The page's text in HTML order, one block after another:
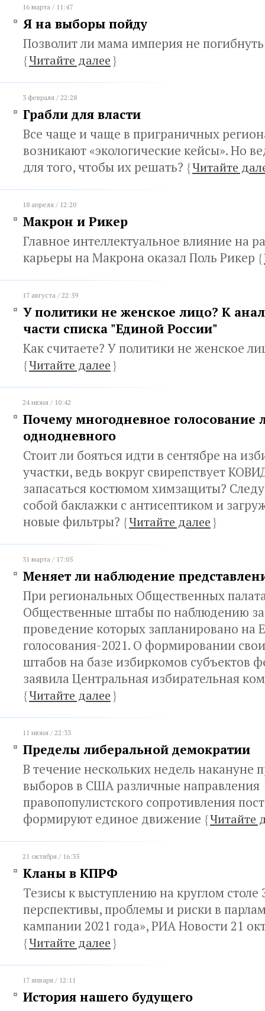
16 марта / 11:47
Я на выборы пойду
Позволит ли мама империя не
{Читайте далее}
3 февраля / 22:28
Грабли для власти
Все чаще и чаще в приграничных
возникают «экологические кейсы». Но
для того, чтобы их решать? {Читайте
18 апреля / 12:20
Макрон и Рикер
Главное интеллектуальное влияние на
карьеры на Макрона оказал Поль Рикер {
17 августа / 22:59
У политики не женское лицо? К
части списка "Единой России"
Как считаете? У политики не женское
{Читайте далее}
24 июня / 10:42
Почему многодневное голосование
однодневного
Стоит ли бояться идти в сентябре на
участки, ведь вокруг свирепствует
запасаться костюмом химзащиты?
собой баклажки с антисептиком и
новые фильтры? {Читайте далее}
31 марта / 17:05
Меняет ли наблюдение
При региональных Общественных
Общественные штабы по наблюдению
проведение которых запланировано на
голосования-2021. О формировании
штабов на базе избиркомов субъектов
заявила Центральная избирательная
{Читайте далее}
11 июня / 22:33
Пределы либеральной демократии
В течение нескольких недель накануне
выборов в США различные направления
правопопулистского сопротивления
формируют единое движение {Читайте
21 октября / 16:35
Кланы в КПРФ
Тезисы к выступлению на круглом
перспективы, проблемы и риски в
кампании 2021 года», РИА Новости 21
{Читайте далее}
17 января / 12:11
История нашего будущего